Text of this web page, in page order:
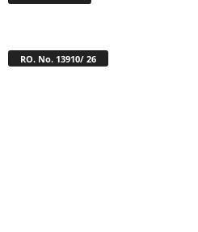
RO. No. 13910/ 26